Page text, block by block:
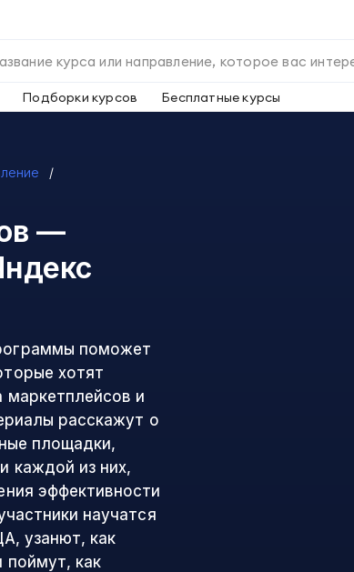
Подборки курсов Бесплатные курсы
—
поможет
хотят
маркетплейсов и
расскажут о
площадки,
каждой из них,
эффективности
научатся
узанют, как
поймут, как